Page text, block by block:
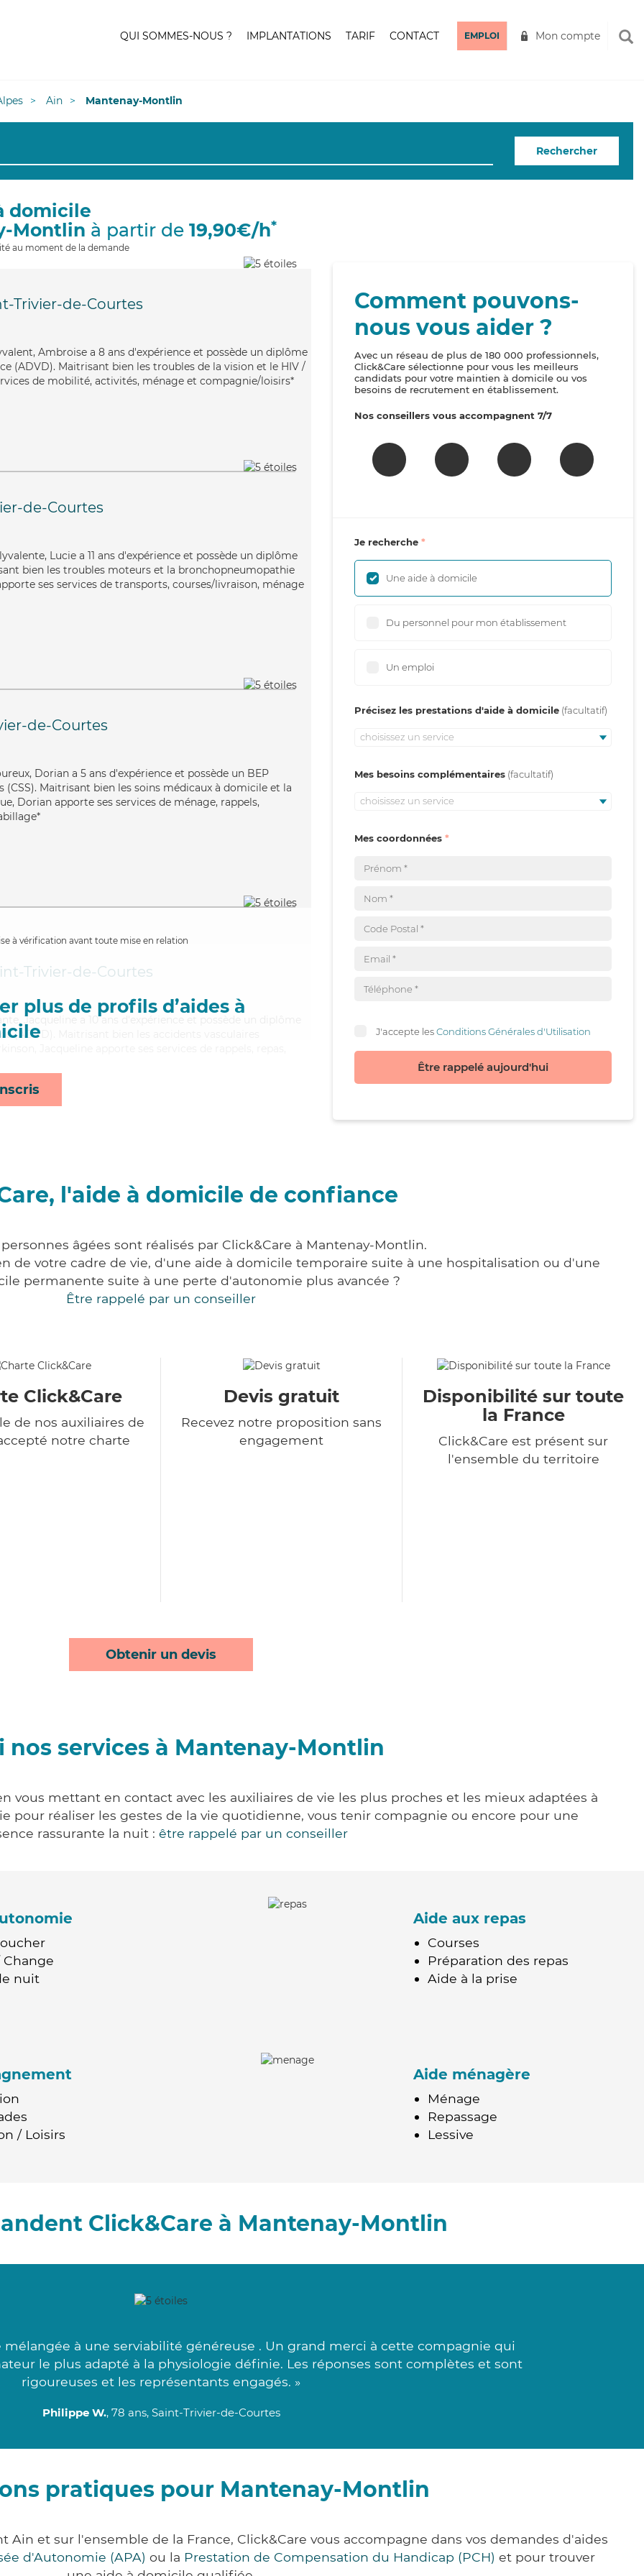
QUI SOMMES-NOUS ? IMPLANTATIONS TARIF CONTACT EMPLOI Mon compte
Ain Mantenay-Montlin
Rechercher
domicile
Montlin à partir de 19,90€/h*
au moment de la demande
Trivier-de-Courtes
Ambroise a 8 ans d'expérience et possède un diplôme
(ADVD). Maitrisant bien les troubles de la vision et le HIV /
de mobilité, activités, ménage et compagnie/loisirs*
de-Courtes
Lucie a 11 ans d'expérience et possède un diplôme
bien les troubles moteurs et la bronchopneumopathie
ses services de transports, courses/livraison, ménage
de-Courtes
Dorian a 5 ans d'expérience et possède un BEP
(CSS). Maitrisant bien les soins médicaux à domicile et la
Dorian apporte ses services de ménage, rappels,
à vérification avant toute mise en relation
plus de profils d’aides à
Trivier-de-Courtes
Jacqueline a 10 ans d'expérience et possède un diplôme
(ADVD). Maitrisant bien les accidents vasculaires
Comment pouvons-
nous vous aider ?
Avec un réseau de plus de 180 000 professionnels,
Click&Care sélectionne pour vous les meilleurs
candidats pour votre maintien à domicile ou vos
besoins de recrutement en établissement.
Nos conseillers vous accompagnent 7/7
Je recherche
Une aide à domicile
Du personnel pour mon établissement
Un emploi
Précisez les prestations d'aide à domicile
choisissez un service
Mes besoins complémentaires
choisissez un service
Mes coordonnées
J'accepte lesConditions Générales d'Utilisation
Être rappelé aujourd'hui
l'aide à domicile de confiance
personnes âgées sont réalisés par Click&Care à Mantenay-Montlin.
de votre cadre de vie, d'une aide à domicile temporaire suite à une hospitalisation ou d'une
permanente suite à une perte d'autonomie plus avancée ?
Être rappelé par un conseiller
Click&Care
de nos auxiliaires de
notre charte
Devis gratuit
Recevez notre proposition sans
engagement
Disponibilité sur toute
la France
Click&Care est présent sur
l'ensemble du territoire
Obtenir un devis
nos services à Mantenay-Montlin
vous mettant en contact avec les auxiliaires de vie les plus proches et les mieux adaptées à
pour réaliser les gestes de la vie quotidienne, vous tenir compagnie ou encore pour une
rassurante la nuit : être rappelé par un conseiller
nuit
Aide aux repas
Courses
Préparation des repas
Aide à la prise
/ Loisirs
Aide ménagère
Ménage
Repassage
Lessive
Click&Care à Mantenay-Montlin
à une serviabilité généreuse . Un grand merci à cette compagnie qui
le plus adapté à la physiologie définie. Les réponses sont complètes et sont
rigoureuses et les représentants engagés. »
Philippe W., 78 ans, Saint-Trivier-de-Courtes
pratiques pour Mantenay-Montlin
et sur l'ensemble de la France, Click&Care vous accompagne dans vos demandes d'aides
d'Autonomie (APA) ou la Prestation de Compensation du Handicap (PCH) et pour trouver